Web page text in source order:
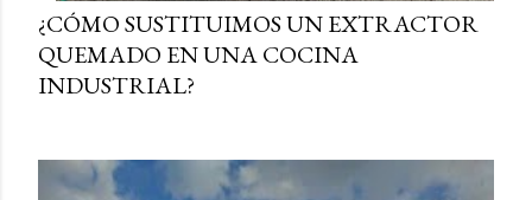
¿CÓMO SUSTITUIMOS UN EXTRACTOR
QUEMADO EN UNA COCINA
INDUSTRIAL?